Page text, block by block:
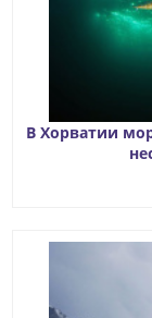
В Хорватии